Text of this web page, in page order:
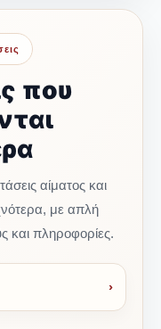
που
αίματος και
με απλή
και πληροφορίες.
›